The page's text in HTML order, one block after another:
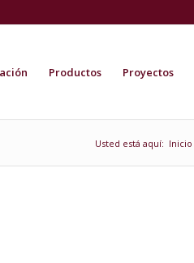
Productos Proyectos
Usted está aquí: Inicio